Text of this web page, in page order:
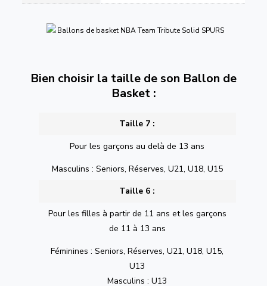
Bien choisir la taille de son Ballon de
Basket :
Taille 7 :
Pour les garçons au delà de 13 ans
Masculins : Seniors, Réserves, U21, U18, U15
Taille 6 :
Pour les filles à partir de 11 ans et les garçons
de 11 à 13 ans
Féminines : Seniors, Réserves, U21, U18, U15,
U13
Masculins : U13